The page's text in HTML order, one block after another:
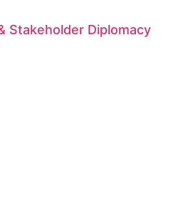
Stakeholder Diplomacy